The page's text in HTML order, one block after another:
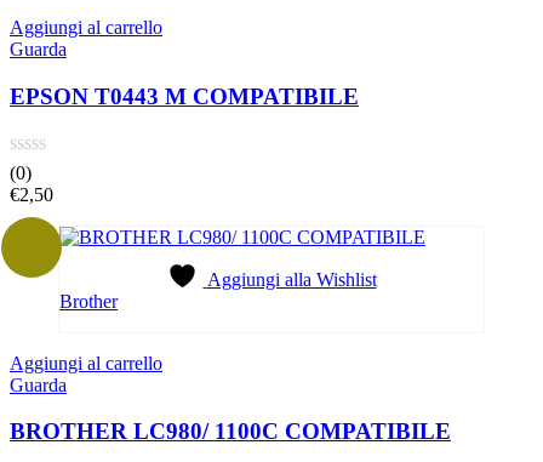
Aggiungi al carrello
Guarda
EPSON T0443 M COMPATIBILE
(0)
€2,50
Aggiungi alla Wishlist
Brother
Aggiungi al carrello
Guarda
BROTHER LC980/ 1100C COMPATIBILE